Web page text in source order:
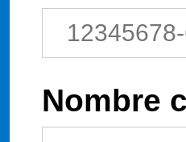
Nombre